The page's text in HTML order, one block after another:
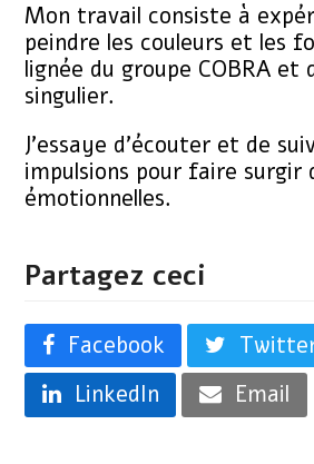
Mon travail consiste à
peindre les couleurs et les
lignée du groupe COBRA et
singulier.
J’essaye d’écouter et de
impulsions pour faire surgir
émotionnelles.
Partagez ceci
Facebook
LinkedIn
Email